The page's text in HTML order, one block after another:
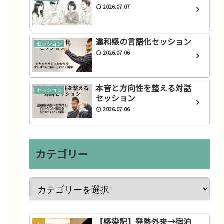
2026.07.07
セッション 違和感の言語化セッション
2026.07.06
セッション
本音と方向性を整える対話
セッション
2026.07.06
カテゴリー
【感染記】発熱外来→宿泊